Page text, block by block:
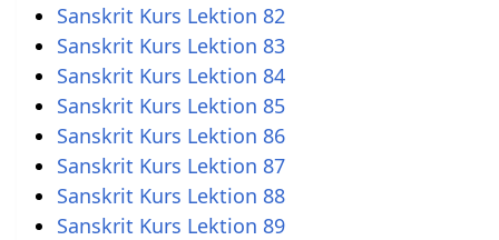
Sanskrit Kurs Lektion 82
Sanskrit Kurs Lektion 83
Sanskrit Kurs Lektion 84
Sanskrit Kurs Lektion 85
Sanskrit Kurs Lektion 86
Sanskrit Kurs Lektion 87
Sanskrit Kurs Lektion 88
Sanskrit Kurs Lektion 89